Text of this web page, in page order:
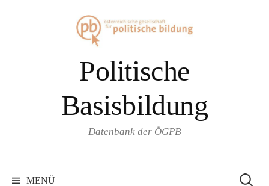
Politische
Basisbildung
Datenbank der ÖGPB
MENÜ
nach: